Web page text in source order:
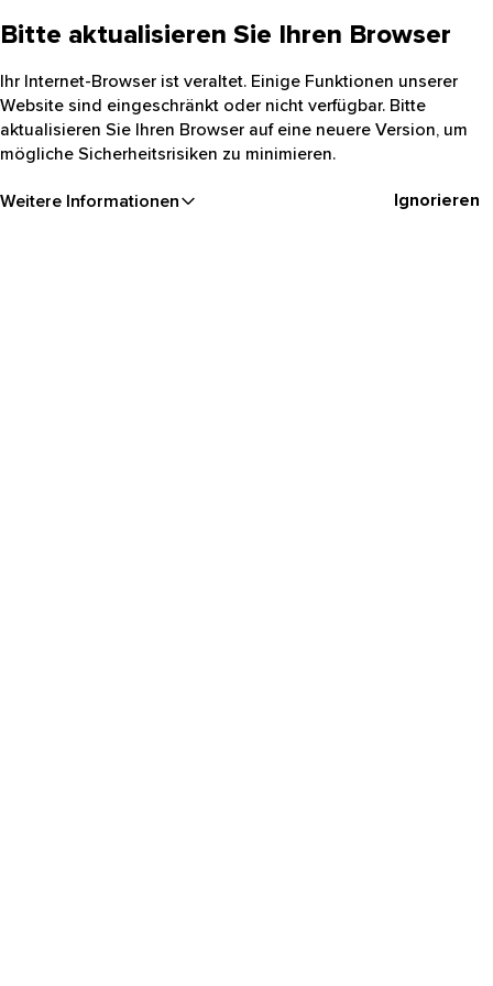
Bitte aktualisieren Sie Ihren Browser
Ihr Internet-Browser ist veraltet. Einige Funktionen unserer
Website sind eingeschränkt oder nicht verfügbar. Bitte
aktualisieren Sie Ihren Browser auf eine neuere Version, um
mögliche Sicherheitsrisiken zu minimieren.
Weitere Informationen Ignorieren